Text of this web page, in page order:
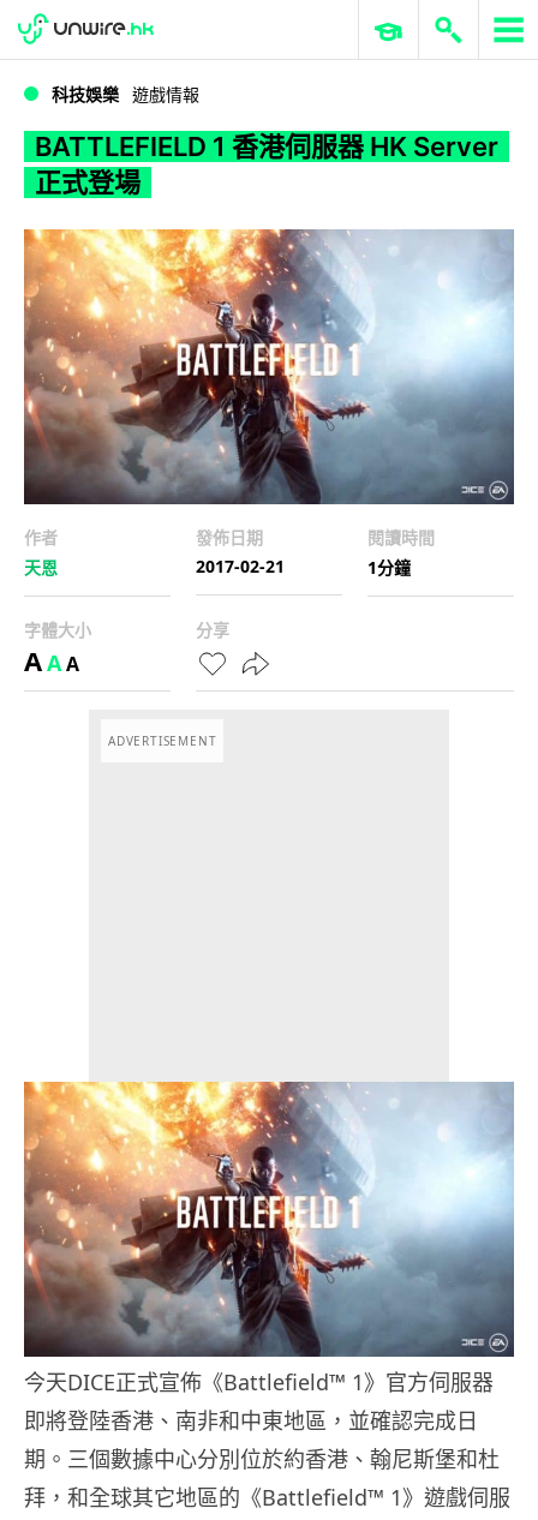
WWDC 2026 ERP 與商業 AI
科技娛樂 遊戲情報
BATTLEFIELD 1 香港伺服器 HK Server
正式登場
作者
天恩
發佈日期
2017-02-21
閱讀時間
1分鐘
字體大小
AAA
分享
ADVERTISEMENT
今天DICE正式宣佈《Battlefield™ 1》官方伺服器
即將登陸香港、南非和中東地區，並確認完成日
期。三個數據中心分別位於約香港、翰尼斯堡和杜
拜，和全球其它地區的《Battlefield™ 1》遊戲伺服